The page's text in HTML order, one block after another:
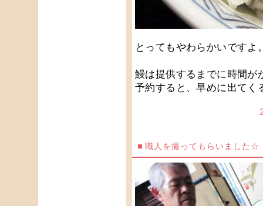
とってもやわらかいですよ
鰻は提供するまでに時間が
予約すると、早めに出てく
職人を撮ってもらいました☆